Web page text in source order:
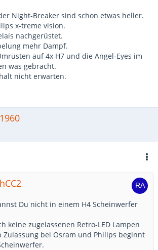
Night-Breaker sind schon etwas heller.
x-treme vision.
nachgerüstet.
mehr Dampf.
auf 4x H7 und die Angel-Eyes im
was gebracht.
nicht erwarten.
Du nicht in einem H4 Scheinwerfer
keine zugelassenen Retro-LED Lampen
Zulassung bei Osram und Philips beginnt